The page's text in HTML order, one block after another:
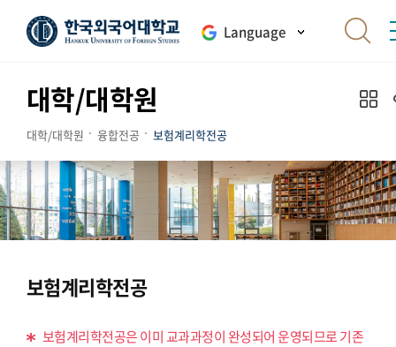
Language
대학/대학원
대학/대학원 융합전공 보험계리학전공
보험계리학전공
보험계리학전공은 이미 교과과정이 완성되어 운영되므로 기존